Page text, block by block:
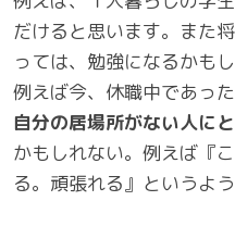
だけると思います。また
っては、勉強になるかも
例えば今、休職中であった
自分の居場所がない人に
かもしれない。例えば『
る。頑張れる』というよ